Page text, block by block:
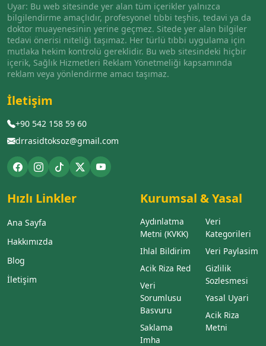
Uyar: Bu web sitesinde yer alan tüm içerikler yalnızca
bilgilendirme amaçlıdır, profesyonel tıbbi teşhis, tedavi ya da
doktor muayenesinin yerine geçmez. Sitede yer alan bilgiler
tedavi önerisi niteliği taşımaz. Her türlü tıbbi uygulama için
mutlaka hekim kontrolü gereklidir. Bu web sitesindeki hiçbir
içerik, Sağlık Hizmetleri Reklam Yönetmeliği kapsamında
reklam veya yönlendirme amacı taşımaz.
İletişim
+90 542 158 59 60
drrasidtoksoz@gmail.com
Hızlı Linkler
Ana Sayfa
Hakkımızda
Blog
İletişim
Kurumsal & Yasal
Aydınlatma
Metni (KVKK)
Ihlal Bildirim
Acik Riza Red
Veri
Sorumlusu
Basvuru
Saklama
Imha
Veri
Kategorileri
Veri Paylasim
Gizlilik
Sozlesmesi
Yasal Uyari
Acik Riza
Metni